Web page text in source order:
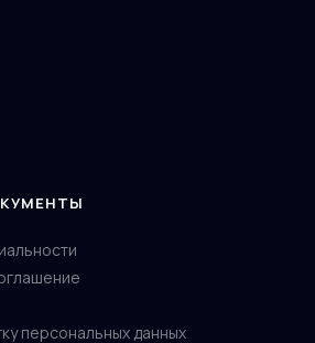
персональных данных